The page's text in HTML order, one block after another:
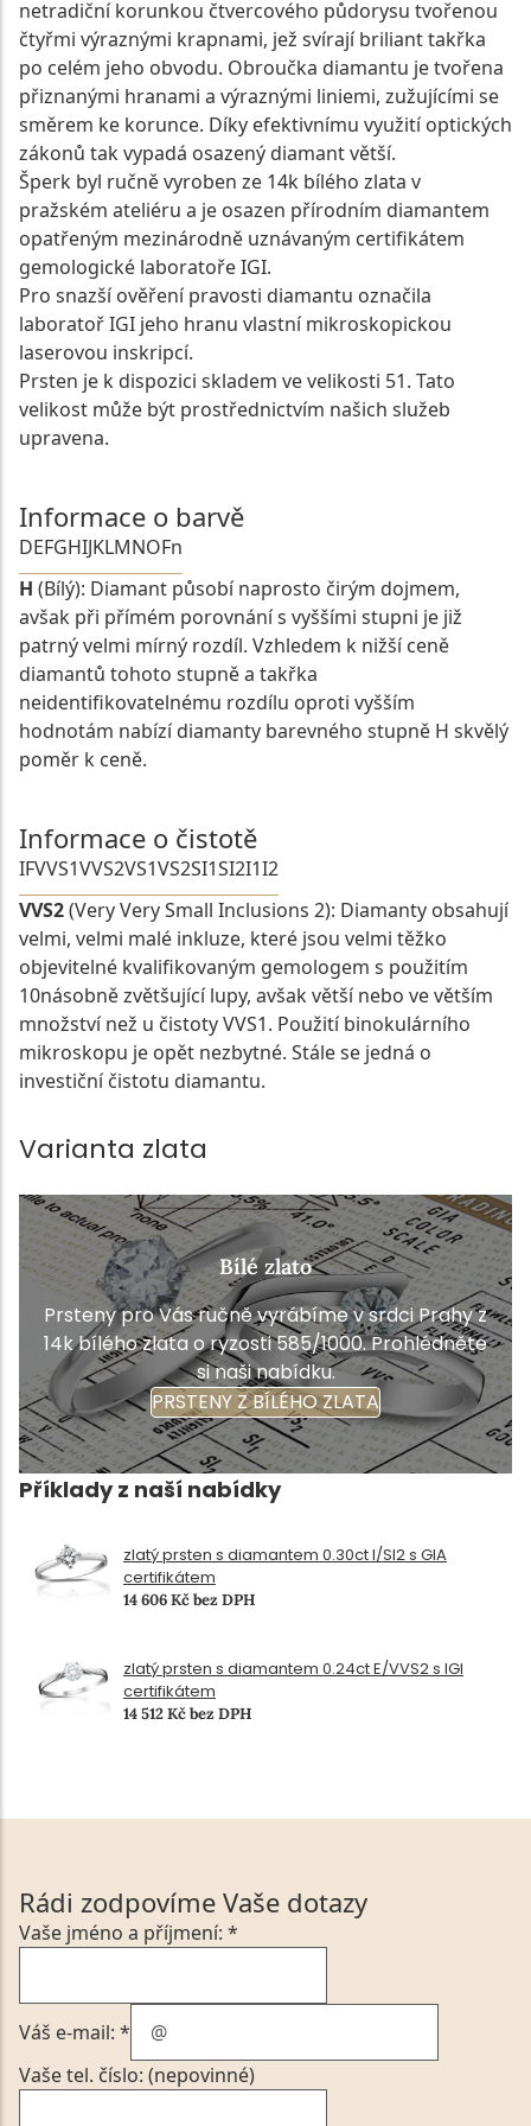
netradiční korunkou čtvercového půdorysu tvořenou
čtyřmi výraznými krapnami, jež svírají briliant takřka
po celém jeho obvodu. Obroučka diamantu je tvořena
přiznanými hranami a výraznými liniemi, zužujícími se
směrem ke korunce. Díky efektivnímu využití optických
zákonů tak vypadá osazený diamant větší.
Šperk byl ručně vyroben ze 14k bílého zlata v
pražském ateliéru a je osazen přírodním diamantem
opatřeným mezinárodně uznávaným certifikátem
gemologické laboratoře IGI.
Pro snazší ověření pravosti diamantu označila
laboratoř IGI jeho hranu vlastní mikroskopickou
laserovou inskripcí.
Prsten je k dispozici skladem ve velikosti 51. Tato
velikost může být prostřednictvím našich služeb
upravena.
Informace o barvě
DEFGHIJKLMNOFn
H (Bílý): Diamant působí naprosto čirým dojmem,
avšak při přímém porovnání s vyššími stupni je již
patrný velmi mírný rozdíl. Vzhledem k nižší ceně
diamantů tohoto stupně a takřka
neidentifikovatelnému rozdílu oproti vyšším
hodnotám nabízí diamanty barevného stupně H skvělý
poměr k ceně.
Informace o čistotě
IFVVS1VVS2VS1VS2SI1SI2I1I2
VVS2(Very Very Small Inclusions 2): Diamanty obsahují
velmi, velmi malé inkluze, které jsou velmi těžko
objevitelné kvalifikovaným gemologem s použitím
10násobně zvětšující lupy, avšak větší nebo ve větším
množství než u čistoty VVS1. Použití binokulárního
mikroskopu je opět nezbytné. Stále se jedná o
investiční čistotu diamantu.
Varianta zlata
Bílé zlato
Prsteny pro Vás ručně vyrábíme v srdci Prahy z
14k bílého zlata o ryzosti 585/1000. Prohlédněte
si naši nabídku.
PRSTENY Z BÍLÉHO ZLATA
Příklady z naší nabídky
zlatý prsten s diamantem 0.30ct I/SI2 s GIA
certifikátem
14 606 Kč bez DPH
zlatý prsten s diamantem 0.24ct E/VVS2 s IGI
certifikátem
14 512 Kč bez DPH
Rádi zodpovíme Vaše dotazy
Vaše jméno a příjmení: *
Váš e-mail: *
Vaše tel. číslo: (nepovinné)